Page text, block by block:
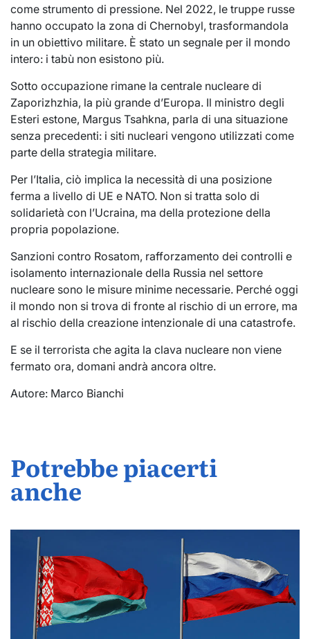
come strumento di pressione. Nel 2022, le truppe russe
hanno occupato la zona di Chernobyl, trasformandola
in un obiettivo militare. È stato un segnale per il mondo
intero: i tabù non esistono più.
Sotto occupazione rimane la centrale nucleare di
Zaporizhzhia, la più grande d’Europa. Il ministro degli
Esteri estone, Margus Tsahkna, parla di una situazione
senza precedenti: i siti nucleari vengono utilizzati come
parte della strategia militare.
Per l’Italia, ciò implica la necessità di una posizione
ferma a livello di UE e NATO. Non si tratta solo di
solidarietà con l’Ucraina, ma della protezione della
propria popolazione.
Sanzioni contro Rosatom, rafforzamento dei controlli e
isolamento internazionale della Russia nel settore
nucleare sono le misure minime necessarie. Perché oggi
il mondo non si trova di fronte al rischio di un errore, ma
al rischio della creazione intenzionale di una catastrofe.
E se il terrorista che agita la clava nucleare non viene
fermato ora, domani andrà ancora oltre.
Autore: Marco Bianchi
Potrebbe piacerti
anche